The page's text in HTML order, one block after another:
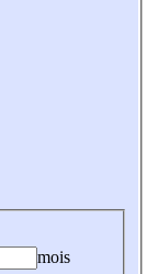
mois